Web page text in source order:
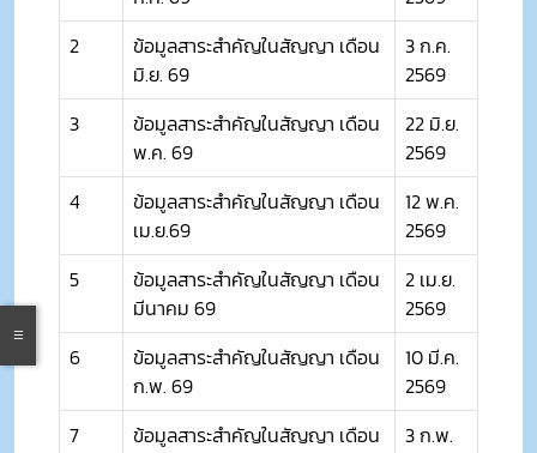
2
ข้อมูลสาระสำคัญในสัญญา เดือน
มิ.ย. 69
3 ก.ค.
2569
3
ข้อมูลสาระสำคัญในสัญญา เดือน
พ.ค. 69
22 มิ.ย.
2569
4
ข้อมูลสาระสำคัญในสัญญา เดือน
เม.ย.69
12 พ.ค.
2569
5
ข้อมูลสาระสำคัญในสัญญา เดือน
มีนาคม 69
2 เม.ย.
2569
6
ข้อมูลสาระสำคัญในสัญญา เดือน
ก.พ. 69
10 มี.ค.
2569
7
ข้อมูลสาระสำคัญในสัญญา เดือน
3 ก.พ.